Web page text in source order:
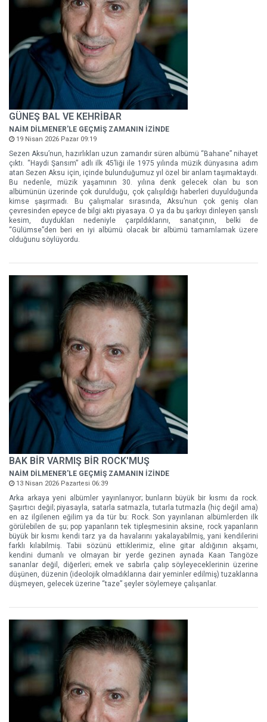
GÜNEŞ BAL VE KEHRİBAR
NAİM DİLMENER'LE GEÇMİŞ ZAMANIN İZİNDE
19 Nisan 2026 Pazar 09:19
Sezen Aksu’nun, hazırlıkları uzun zamandır süren albümü “Bahane” nihayet
çıktı. “Haydi Şansım” adlı ilk 45’liği ile 1975 yılında müzik dünyasına adım
atan Sezen Aksu için, içinde bulunduğumuz yıl özel bir anlam taşımaktaydı.
Bu nedenle, müzik yaşamının 30. yılına denk gelecek olan bu son
albümünün üzerinde çok durulduğu, çok çalışıldığı haberleri duyulduğunda
kimse şaşırmadı. Bu çalışmalar sırasında, Aksu’nun çok geniş olan
çevresinden epeyce de bilgi aktı piyasaya. O ya da bu şarkıyı dinleyen şanslı
kesim, duydukları nedeniyle çarpıldıklarını, sanatçının, belki de
“Gülümse”den beri en iyi albümü olacak bir albümü tamamlamak üzere
olduğunu söylüyordu.
BAK BİR VARMIŞ BİR ROCK'MUŞ
NAİM DİLMENER'LE GEÇMİŞ ZAMANIN İZİNDE
13 Nisan 2026 Pazartesi 06:39
Arka arkaya yeni albümler yayınlanıyor; bunların büyük bir kısmı da rock.
Şaşırtıcı değil; piyasayla, satarla satmazla, tutarla tutmazla (hiç değil ama)
en az ilgilenen eğilim ya da tür bu: Rock. Son yayınlanan albümlerden ilk
görülebilen de şu; pop yapanların tek tipleşmesinin aksine, rock yapanların
büyük bir kısmı kendi tarz ya da havalarını yakalayabilmiş, yani kendilerini
farklı kılabilmiş. Tabii sözünü ettiklerimiz, eline gitar aldığının akşamı,
kendini dumanlı ve olmayan bir yerde gezinen aynada Kaan Tangöze
sananlar değil, diğerleri; emek ve sabırla çalıp söyleyeceklerinin üzerine
düşünen, düzenin (ideolojik olmadıklarına dair yeminler edilmiş) tuzaklarına
düşmeyen, gelecek üzerine “taze” şeyler söylemeye çalışanlar.